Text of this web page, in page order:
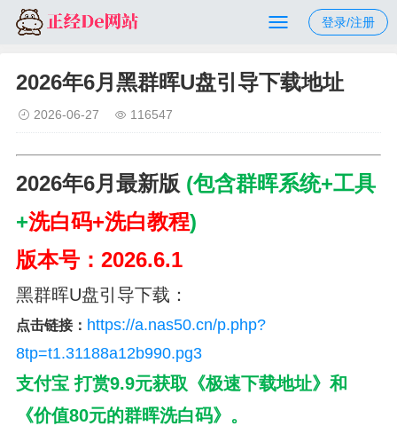
登录/注册
2026年6月黑群晖U盘引导下载地址
2026-06-27 116547
2026年6月最新版 (包含群晖系统+工具
+洗白码+洗白教程)
版本号：2026.6.1
黑群晖U盘引导下载：
点击链接： https://a.nas50.cn/p.php?
8tp=t1.31188a12b990.pg3
支付宝打赏9.9元获取《极速下载地址》和
《价值80元的群晖洗白码》。